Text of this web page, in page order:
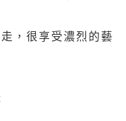
，很享受濃烈的藝